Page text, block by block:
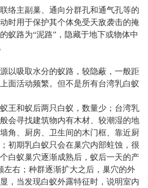
络主副巢、通向分群孔和通气孔等的
时用于保护其个体免受天敌袭击的掩
蚁路为“泥路”，隐藏于地下或物体中
以吸取水分的蚁路，较隐蔽，一般距
面活动频繁。但不是所有台湾乳白蚁
王和蚁后两只白蚁，数量少；台湾乳
会寻找建筑物内有木材、较潮湿的地
角、厨房、卫生间的木门框、靠近厨
初期乳白蚁只会在巢穴内部蛀蚀，很
白蚁巢穴逐渐成熟后，蚁后一天的产
左右；种群逐渐扩大之后，巢穴的外
，当发现白蚁外露特征时，说明室内